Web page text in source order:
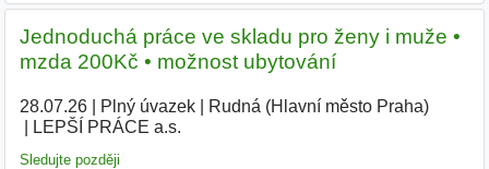
Jednoduchá práce ve skladu pro ženy i muže •
mzda 200Kč • možnost ubytování
28.07.26| Plný úvazek| Rudná (Hlavní město Praha)|
LEPŠÍ PRÁCE a.s.
Sledujte později